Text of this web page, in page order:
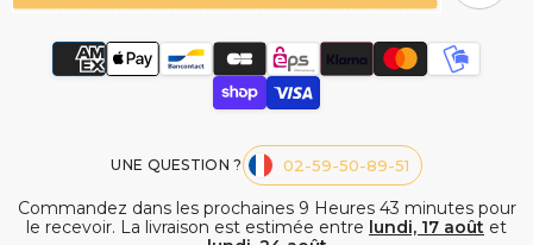
Luxe
Luxe
UNE QUESTION ? 02-59-50-89-51
Commandez dans les prochaines 9 Heures 43 minutespour
le recevoir. La livraison est estimée entre lundi, 17 août et